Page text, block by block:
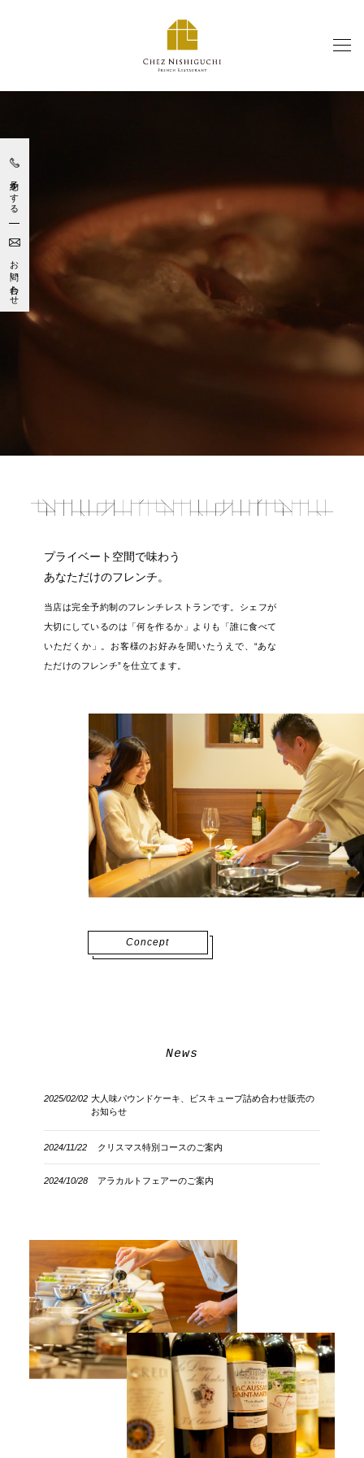
お料理とワインについて
Food & Wine
エスカルゴについて
Escargot
予約をする
お問い合わせ
プライベート空間で味わう
あなただけのフレンチ。
当店は完全予約制のフレンチレストランです。
シェフが
大切にしているのは「何を作るか」よりも
「誰に食べて
いただくか」。 お客様のお好みを聞いたうえで、 “あな
ただけのフレンチ”を仕立てます。
Concept
News
2025/02/02 大人味パウンドケーキ、ビスキューブ詰め合わせ販売の
お知らせ
2024/11/22 クリスマス特別コースのご案内
2024/10/28 アラカルトフェアーのご案内